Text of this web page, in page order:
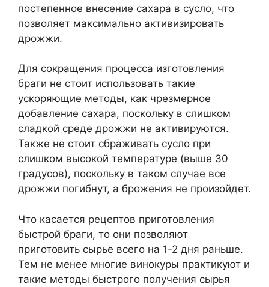
постепенное внесение сахара в сусло, что
позволяет максимально активизировать
дрожжи.
Для сокращения процесса изготовления
браги не стоит использовать такие
ускоряющие методы, как чрезмерное
добавление сахара, поскольку в слишком
сладкой среде дрожжи не активируются.
Также не стоит сбраживать сусло при
слишком высокой температуре (выше 30
градусов), поскольку в таком случае все
дрожжи погибнут, а брожения не произойдет.
Что касается рецептов приготовления
быстрой браги, то они позволяют
приготовить сырье всего на 1-2 дня раньше.
Тем не менее многие винокуры практикуют и
такие методы быстрого получения сырья